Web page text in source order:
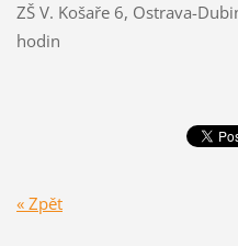
ZŠ V. Košaře 6, Ostrava-
hodin
« Zpět